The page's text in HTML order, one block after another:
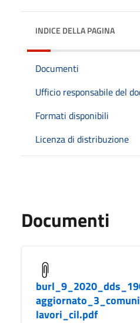
INDICE DELLA PAGINA
Documenti
Ufficio responsabile del
Formati disponibili
Licenza di distribuzione
Documenti
lavori_cil.pdf